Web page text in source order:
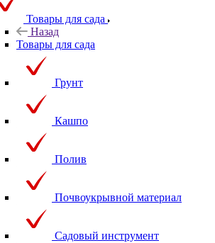
Товары для сада
Назад
Товары для сада
Грунт
Кашпо
Полив
Почвоукрывной материал
Садовый инструмент